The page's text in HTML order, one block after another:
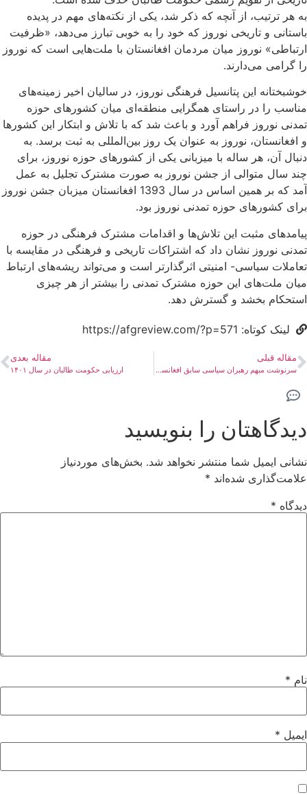
به هر ترتیب، از آنچه که ذکر شد، یکی از نکته‌های مهم در پدیده
باستانی و تاریخی نوروز که خود را به خوبی تبارز می‌دهد، «ظرفیت
ارتباطی» نوروز میان مردمان افغانستان با ملت‌هایی است که نوروز
را گرامی‌ می‌دارند.
خوشبختانه این پتانسیل فرهنگی نوروز، در سالیان اخیر زمینه‌های
مناسب را در راستای همگرایی منطقه‌ای میان کشورهای حوزه
تمدنی نوروز فراهم آورد و باعث شد که با تلاش و ابتکار این کشورها
و افغانستان، نوروز به عنوان یک روز بین‌المللی به ثبت برسد. به
دنبال آن، هر ساله با میزبانی یکی از کشورهای حوزه نوروز، برای
چند سال متوالی از جشن نوروز به صورت مشترک تجلیل به عمل
آمد که بر همین اساس در سال 1393 افغانستان میزبان جشن نوروز
برای کشورهای حوزه تمدنی نوروز بود.
پیامدهای مثبت این تلاش‌ها و اقدامات مشترک فرهنگی در حوزه
تمدنی نوروز نشان داد که اشتراکات تاریخی و فرهنگی در مقایسه با
تعاملات سیاسی- امنیتی اثرگذارتر است و می‌تواند ریشه‌های ارتباط
میان ملت‌های این حوزه مشترک تمدنی را بیشتر از هر چیزی
استحکام بخشد و گسترش دهد.
لینک کوتاه: https://afgreview.com/?p=571
مقاله قبلی
سرنوشت مبهم رهبران سیاسی سابق افغانستان
مقاله بعدی
ارزیابی حکومت طالبان در سال ۱۴۰۱
دیدگاهتان را بنویسید
نشانی ایمیل شما منتشر نخواهد شد. بخش‌های موردنیاز
علامت‌گذاری شده‌اند *
دیدگاه *
نام *
ایمیل *